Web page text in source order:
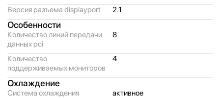
Версия разъема displayport 2.1
Особенности
Количество линий передачи
данных pci
8
Количество
поддерживаемых мониторов
4
Охлаждение
Система охлаждения
активное